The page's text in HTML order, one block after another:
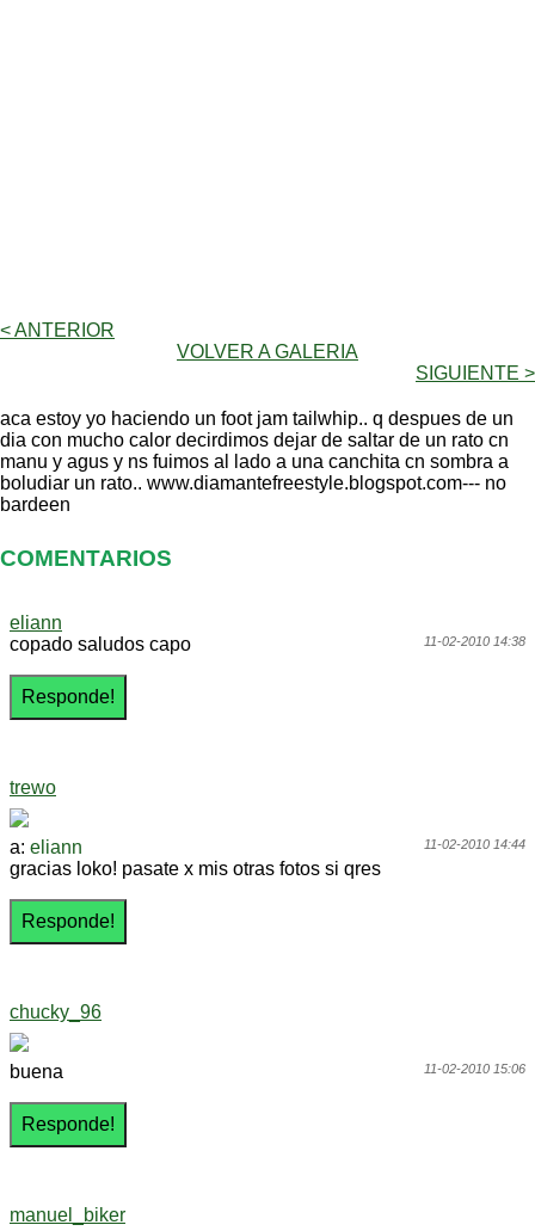
< ANTERIOR
VOLVER A GALERIA
SIGUIENTE >
aca estoy yo haciendo un foot jam tailwhip.. q despues de un
dia con mucho calor decirdimos dejar de saltar de un rato cn
manu y agus y ns fuimos al lado a una canchita cn sombra a
boludiar un rato.. www.diamantefreestyle.blogspot.com--- no
bardeen
COMENTARIOS
eliann
11-02-2010 14:38
copado saludos capo
trewo
11-02-2010 14:44
a: eliann
gracias loko! pasate x mis otras fotos si qres
chucky_96
11-02-2010 15:06
buena
manuel_biker